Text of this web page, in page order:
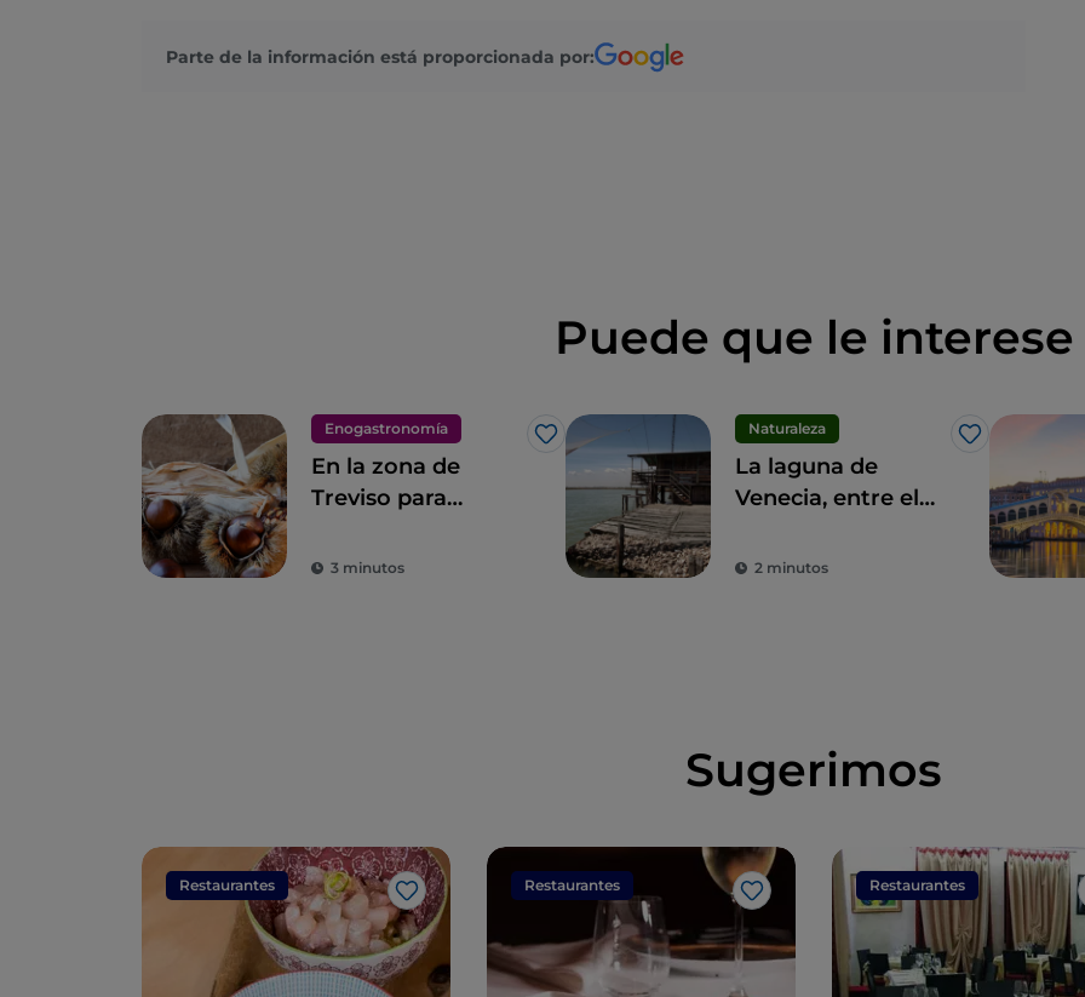
Parte de la información está proporcionada por:
Puede que le interese
Enogastronomía
Me gusta
En la zona de
Treviso para
Castañas del
3 minutos
Naturaleza
Me gusta
La laguna de
Venecia, entre el
ornitológico y el
2 minutos
Sugerimos
Restaurantes
Me gusta
Restaurantes
Me gusta
Restaurantes